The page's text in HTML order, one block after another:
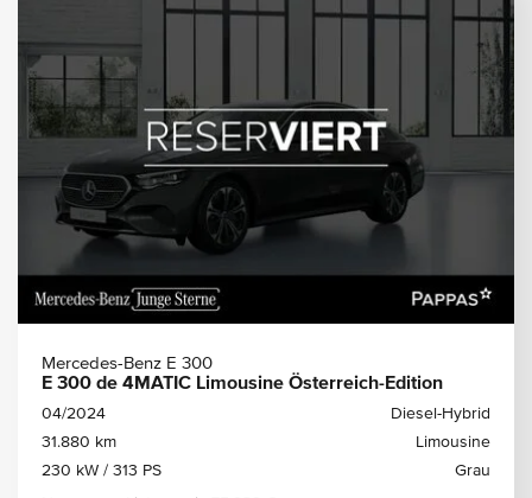
Mercedes-Benz E 300
E 300 de 4MATIC Limousine Österreich-Edition
04/2024
Diesel-Hybrid
31.880 km
Limousine
230 kW / 313 PS
Grau